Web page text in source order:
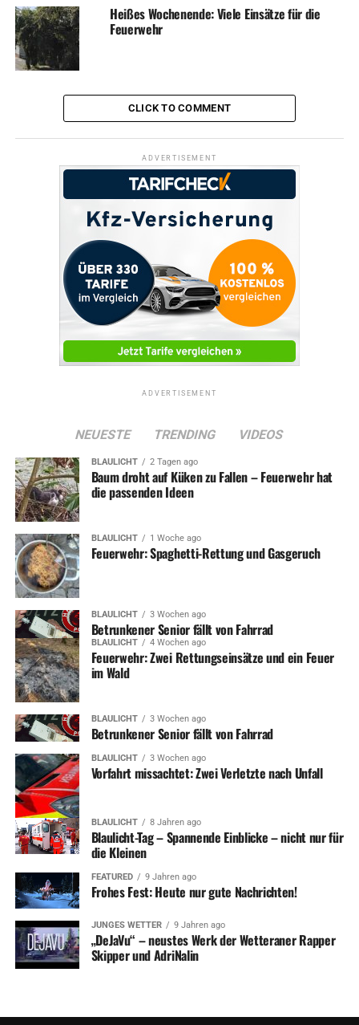
Heißes Wochenende: Viele Einsätze für die
Feuerwehr
CLICK TO COMMENT
ADVERTISEMENT
ADVERTISEMENT
NEUESTE TRENDING VIDEOS
BLAULICHT 2 Tagen ago
Baum droht auf Küken zu Fallen – Feuerwehr hat
die passenden Ideen
BLAULICHT 1 Woche ago
Feuerwehr: Spaghetti-Rettung und Gasgeruch
BLAULICHT 3 Wochen ago
Betrunkener Senior fällt von Fahrrad
BLAULICHT 4 Wochen ago
Feuerwehr: Zwei Rettungseinsätze und ein Feuer
im Wald
BLAULICHT 3 Wochen ago
Betrunkener Senior fällt von Fahrrad
BLAULICHT 3 Wochen ago
Vorfahrt missachtet: Zwei Verletzte nach Unfall
BLAULICHT 8 Jahren ago
Blaulicht-Tag – Spannende Einblicke – nicht nur für
die Kleinen
FEATURED 9 Jahren ago
Frohes Fest: Heute nur gute Nachrichten!
JUNGES WETTER 9 Jahren ago
„DeJaVu“ – neustes Werk der Wetteraner Rapper
Skipper und AdriNalin